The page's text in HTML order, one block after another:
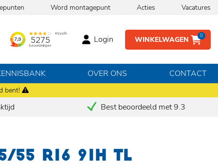
bent!
Word montagepunt Acties Vacatures
WINKELWAGEN 0
Login
OVER ONS CONTACT
Best beoordeeld met 9.3
55 R16 91H TL